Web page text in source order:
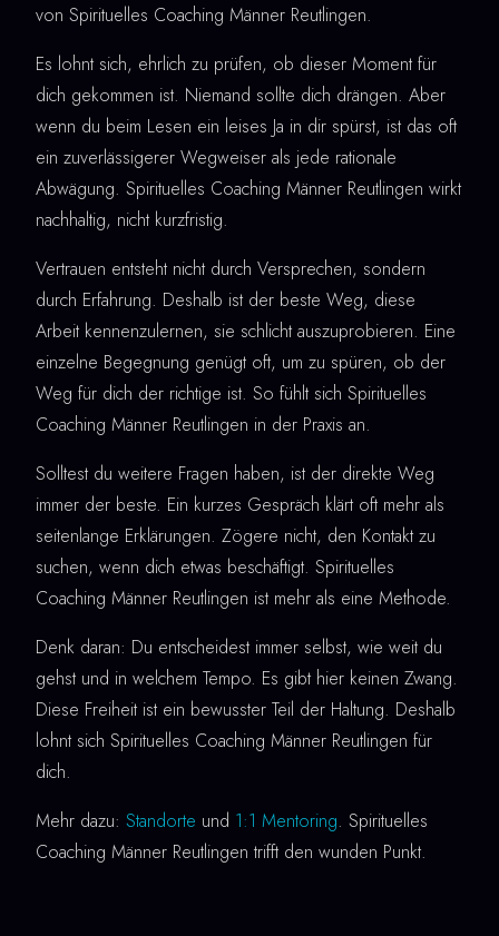
von Spirituelles Coaching Männer Reutlingen.
Es lohnt sich, ehrlich zu prüfen, ob dieser Moment für
dich gekommen ist. Niemand sollte dich drängen. Aber
wenn du beim Lesen ein leises Ja in dir spürst, ist das oft
ein zuverlässigerer Wegweiser als jede rationale
Abwägung. Spirituelles Coaching Männer Reutlingen wirkt
nachhaltig, nicht kurzfristig.
Vertrauen entsteht nicht durch Versprechen, sondern
durch Erfahrung. Deshalb ist der beste Weg, diese
Arbeit kennenzulernen, sie schlicht auszuprobieren. Eine
einzelne Begegnung genügt oft, um zu spüren, ob der
Weg für dich der richtige ist. So fühlt sich Spirituelles
Coaching Männer Reutlingen in der Praxis an.
Solltest du weitere Fragen haben, ist der direkte Weg
immer der beste. Ein kurzes Gespräch klärt oft mehr als
seitenlange Erklärungen. Zögere nicht, den Kontakt zu
suchen, wenn dich etwas beschäftigt. Spirituelles
Coaching Männer Reutlingen ist mehr als eine Methode.
Denk daran: Du entscheidest immer selbst, wie weit du
gehst und in welchem Tempo. Es gibt hier keinen Zwang.
Diese Freiheit ist ein bewusster Teil der Haltung. Deshalb
lohnt sich Spirituelles Coaching Männer Reutlingen für
dich.
Mehr dazu: Standorte und 1:1 Mentoring. Spirituelles
Coaching Männer Reutlingen trifft den wunden Punkt.